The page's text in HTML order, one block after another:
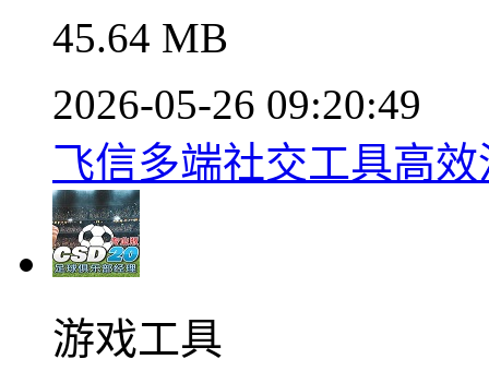
45.64 MB
2026-05-26 09:20:49
飞信多端社交工具高
游戏工具